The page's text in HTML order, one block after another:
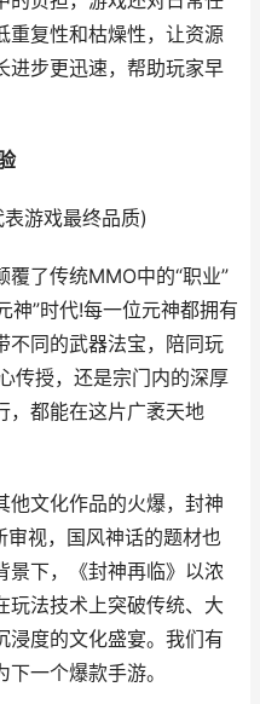
重复性和枯燥性，让资源
进步更迅速，帮助玩家早
游戏最终品质)
了传统MMO中的“职业”
神”时代!每一位元神都拥有
不同的武器法宝，陪同玩
传授，还是宗门内的深厚
，都能在这片广袤天地
文化作品的火爆，封神
审视，国风神话的题材也
景下，《封神再临》以浓
玩法技术上突破传统、大
浸度的文化盛宴。我们有
一个爆款手游。